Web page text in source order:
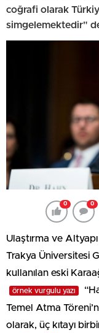
coğrafi olarak
simgelemektedir"
0 0
Ulaştırma ve
Trakya Üniversitesi
kullanılan eski
örnek vurgulu yazı
Temel Atma
olarak, üç kıtayı